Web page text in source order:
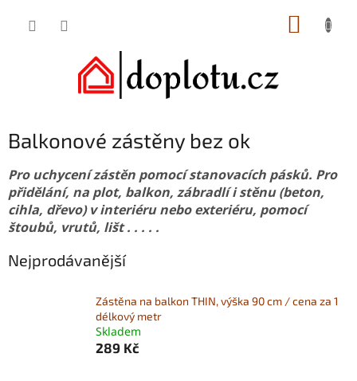
Balkonové zástěny bez ok
Pro uchycení zástěn pomocí stanovacích pásků. Pro
přidělání, na plot, balkon, zábradlí i stěnu (beton,
cihla, dřevo) v interiéru nebo exteriéru, pomocí
štoubů, vrutů, lišt . . . . .
Nejprodávanější
Zástěna na balkon THIN, výška 90 cm / cena za 1
délkový metr
Skladem
289 Kč